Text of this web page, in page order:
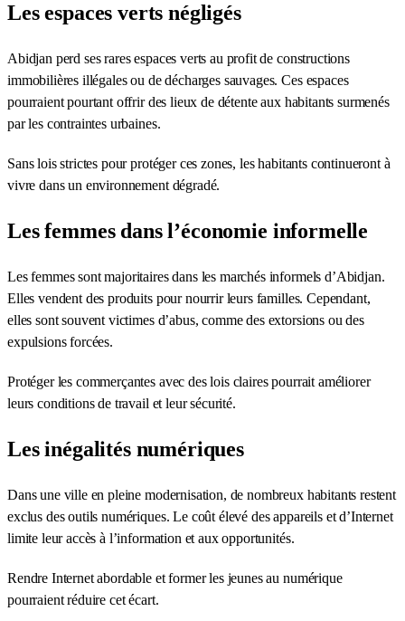
Les espaces verts négligés
Abidjan perd ses rares espaces verts au profit de constructions
immobilières illégales ou de décharges sauvages. Ces espaces
pourraient pourtant offrir des lieux de détente aux habitants surmenés
par les contraintes urbaines.
Sans lois strictes pour protéger ces zones, les habitants continueront à
vivre dans un environnement dégradé.
Les femmes dans l’économie informelle
Les femmes sont majoritaires dans les marchés informels d’Abidjan.
Elles vendent des produits pour nourrir leurs familles. Cependant,
elles sont souvent victimes d’abus, comme des extorsions ou des
expulsions forcées.
Protéger les commerçantes avec des lois claires pourrait améliorer
leurs conditions de travail et leur sécurité.
Les inégalités numériques
Dans une ville en pleine modernisation, de nombreux habitants restent
exclus des outils numériques. Le coût élevé des appareils et d’Internet
limite leur accès à l’information et aux opportunités.
Rendre Internet abordable et former les jeunes au numérique
pourraient réduire cet écart.